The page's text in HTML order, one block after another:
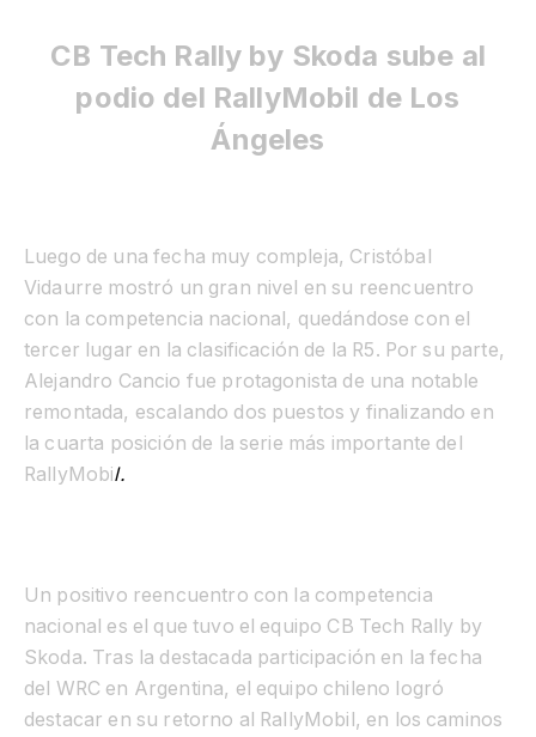
CB Tech Rally by Skoda sube al
podio del RallyMobil de Los
Ángeles
Luego de una fecha muy compleja, Cristóbal
Vidaurre mostró un gran nivel en su reencuentro
con la competencia nacional, quedándose con el
tercer lugar en la clasificación de la R5. Por su parte,
Alejandro Cancio fue protagonista de una notable
remontada, escalando dos puestos y finalizando en
la cuarta posición de la serie más importante del
RallyMobil.
Un positivo reencuentro con la competencia
nacional es el que tuvo el equipo CB Tech Rally by
Skoda. Tras la destacada participación en la fecha
del WRC en Argentina, el equipo chileno logró
destacar en su retorno al RallyMobil, en los caminos